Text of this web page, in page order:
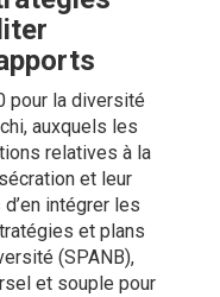
pour la diversité
auxquels les
relatives à la
et leur
intégrer les
et plans
(SPANB),
et souple pour